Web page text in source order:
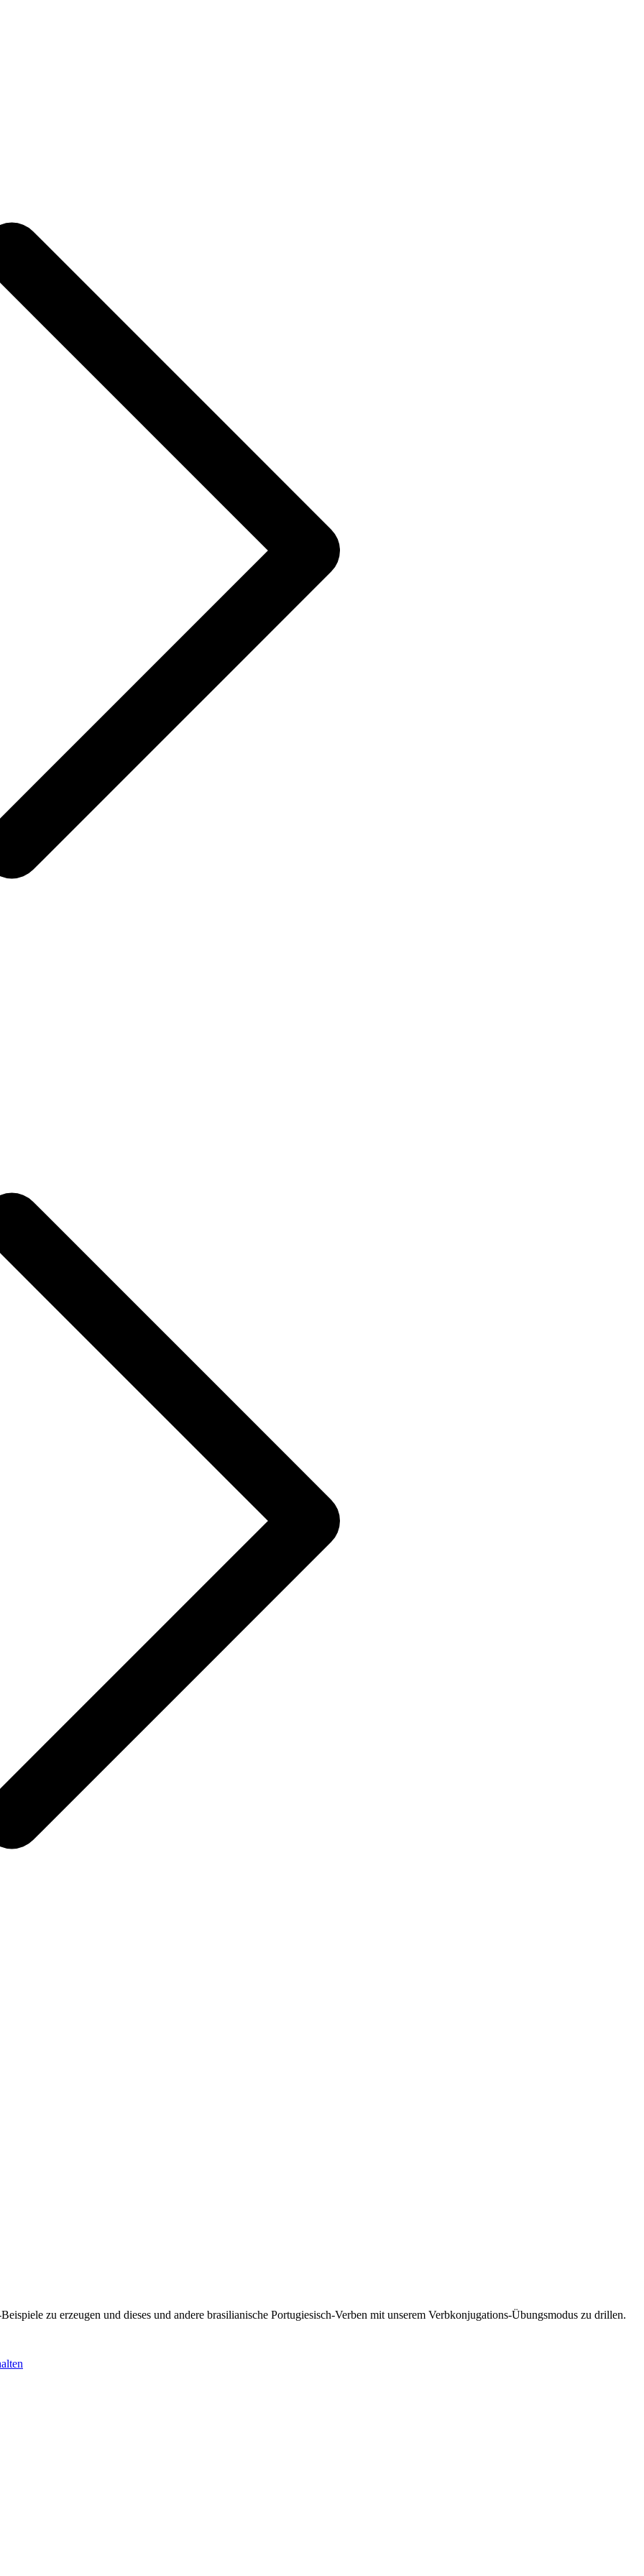
zu erzeugen und dieses und andere brasilianische Portugiesisch-Verben mit unserem Verbkonjugations-Übungsmodus zu drillen.